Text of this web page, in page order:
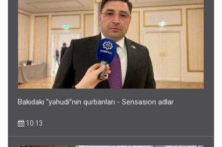
Bakıdakı “yəhudi”nin qurbanları - Sensasion adlar
10:13